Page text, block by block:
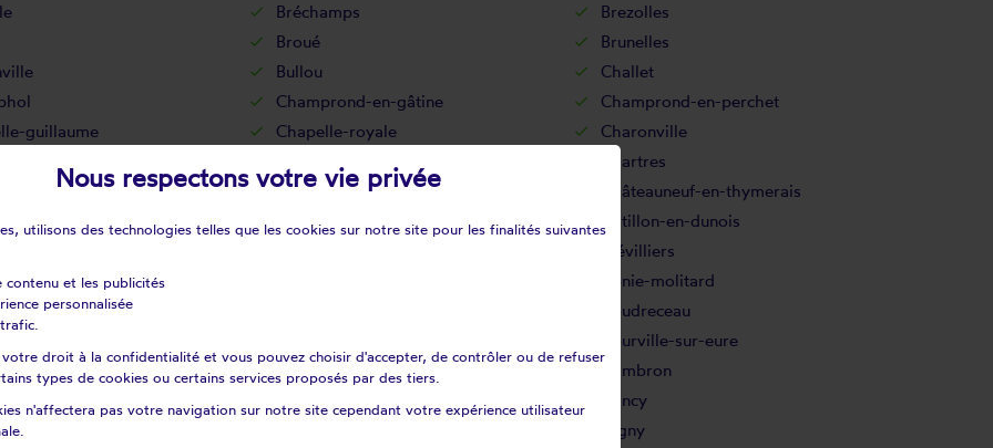
Bréchamps
Brezolles
Broué
Brunelles
Bullou
Challet
Champrond-en-gâtine
Champrond-en-perchet
guillaume Chapelle-royale
Charonville
Chartres
Chateaudun
Châteauneuf-en-thymerais
Cherisy
Chtillon-en-dunois
Clévilliers
Conie-molitard
Coudreceau
Courville-sur-eure
Crucey-villages
Dambron
sous-brou Dampierre-sur-avre
Dancy
Digny
Nous respectons votre vie privée
utilisons des technologies telles que les cookies sur notre site pour les finalités suivantes
contenu et les publicités
personnalisée
votre droit à la confidentialité et vous pouvez choisir d'accepter, de contrôler ou de refuser
types de cookies ou certains services proposés par des tiers.
n'affectera pas votre navigation sur notre site cependant votre expérience utilisateur